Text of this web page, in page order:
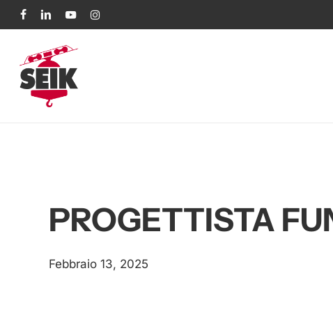
Skip
to
content
PROGETTISTA
Febbraio 13, 2025